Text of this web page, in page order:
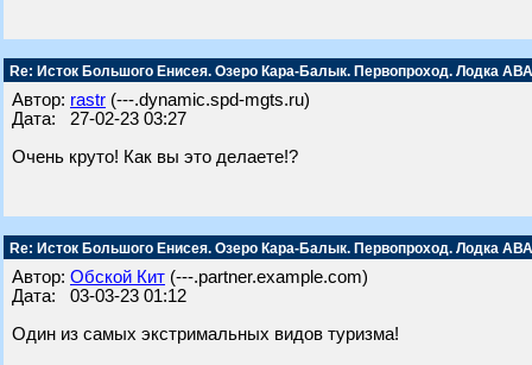
Re: Исток Большого Енисея. Озеро Кара-Балык. Первопроход. Лодка
Автор: rastr (---.dynamic.spd-mgts.ru)
Дата: 27-02-23 03:27
Очень круто! Как вы это делаете!?
Re: Исток Большого Енисея. Озеро Кара-Балык. Первопроход. Лодка
Автор: Обской Кит (---.partner.example.com)
Дата: 03-03-23 01:12
Один из самых экстримальных видов туризма!